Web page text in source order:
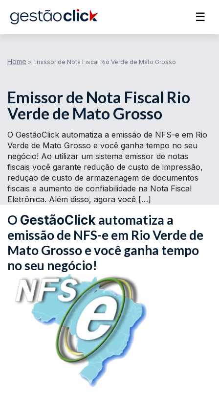
☰
Home > Emissor de Nota Fiscal Rio Verde de Mato Grosso
Emissor de Nota Fiscal Rio
Verde de Mato Grosso
O GestãoClick automatiza a emissão de NFS-e em Rio
Verde de Mato Grosso e você ganha tempo no seu
negócio! Ao utilizar um sistema emissor de notas
fiscais você garante redução de custo de impressão,
redução de custo de armazenagem de documentos
fiscais e aumento de confiabilidade na Nota Fiscal
Eletrônica. Além disso, agora você […]
O GestãoClick automatiza a
emissão de NFS-e em Rio Verde de
Mato Grosso e você ganha tempo
no seu negócio!